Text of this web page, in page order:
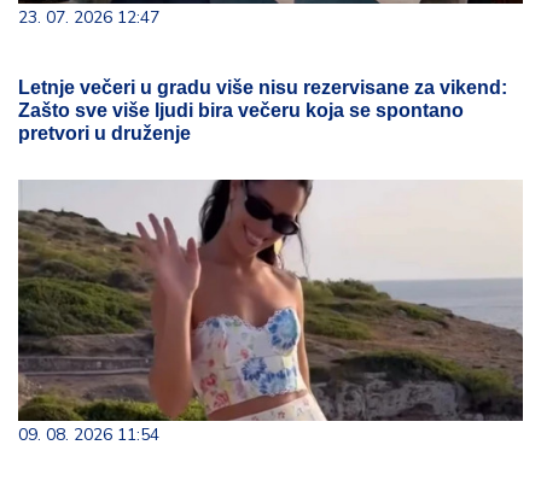
23. 07. 2026 12:47
Letnje večeri u gradu više nisu rezervisane za vikend:
Zašto sve više ljudi bira večeru koja se spontano
pretvori u druženje
09. 08. 2026 11:54